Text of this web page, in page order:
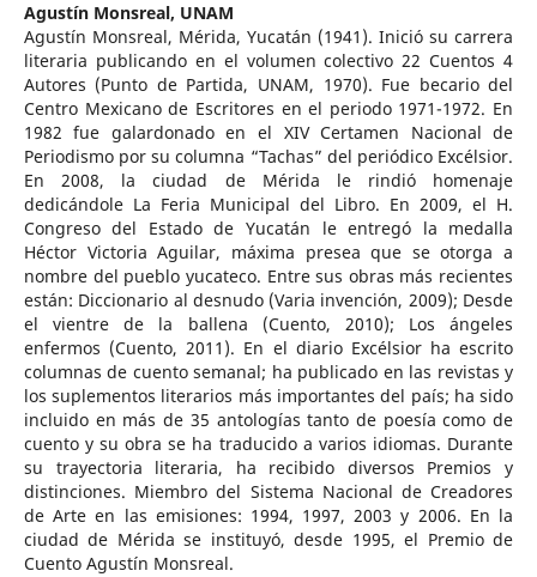
Agustín Monsreal, UNAM
Agustín Monsreal, Mérida, Yucatán (1941). Inició su carrera
literaria publicando en el volumen colectivo 22 Cuentos 4
Autores (Punto de Partida, UNAM, 1970). Fue becario del
Centro Mexicano de Escritores en el periodo 1971-1972. En
1982 fue galardonado en el XIV Certamen Nacional de
Periodismo por su columna “Tachas” del periódico Excélsior.
En 2008, la ciudad de Mérida le rindió homenaje
dedicándole La Feria Municipal del Libro. En 2009, el H.
Congreso del Estado de Yucatán le entregó la medalla
Héctor Victoria Aguilar, máxima presea que se otorga a
nombre del pueblo yucateco. Entre sus obras más recientes
están: Diccionario al desnudo (Varia invención, 2009); Desde
el vientre de la ballena (Cuento, 2010); Los ángeles
enfermos (Cuento, 2011). En el diario Excélsior ha escrito
columnas de cuento semanal; ha publicado en las revistas y
los suplementos literarios más importantes del país; ha sido
incluido en más de 35 antologías tanto de poesía como de
cuento y su obra se ha traducido a varios idiomas. Durante
su trayectoria literaria, ha recibido diversos Premios y
distinciones. Miembro del Sistema Nacional de Creadores
de Arte en las emisiones: 1994, 1997, 2003 y 2006. En la
ciudad de Mérida se instituyó, desde 1995, el Premio de
Cuento Agustín Monsreal.